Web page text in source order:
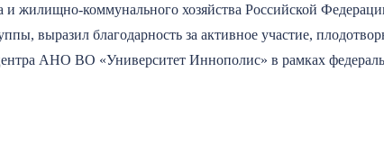
и жилищно-коммунального хозяйства Российской
выразил благодарность за активное участие,
АНО ВО «Университет Иннополис» в рамках